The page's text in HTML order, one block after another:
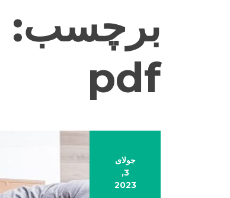
برچسب:
pdf
جولای
3,
2023